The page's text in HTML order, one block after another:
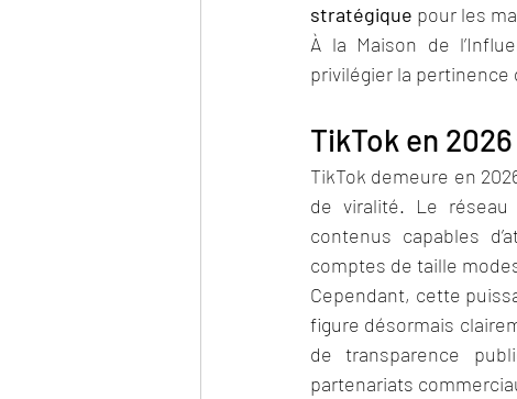
stratégique pour les
À la Maison de
privilégier la
TikTok en
TikTok demeure en
de viralité. Le
contenus capables
comptes de taille
Cependant, cette
figure désormais
de transparence
partenariats